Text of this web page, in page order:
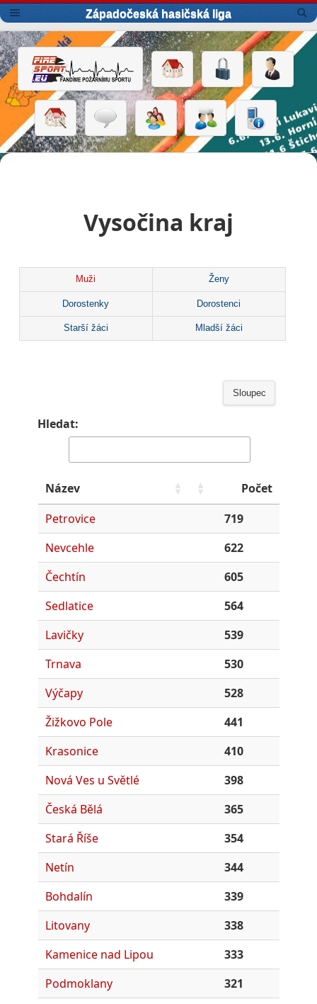
Západočeská hasičská liga
Vysočina kraj
Muži Ženy
Dorostenky Dorostenci
Starší žáci Mladší žáci
Sloupec
Hledat:
Název
Počet
Petrovice
719
Nevcehle
622
Čechtín
605
Sedlatice
564
Lavičky
539
Trnava
530
Výčapy
528
Žižkovo Pole
441
Krasonice
410
Nová Ves u Světlé
398
Česká Bělá
365
Stará Říše
354
Netín
344
Bohdalín
339
Litovany
338
Kamenice nad Lipou
333
Podmoklany
321